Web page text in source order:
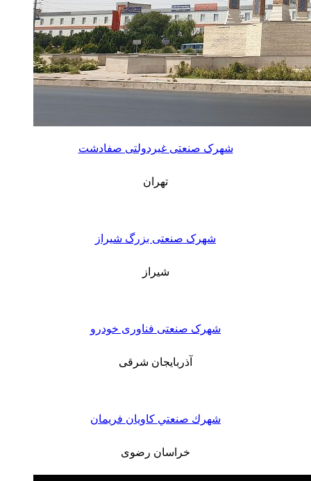
شهرک صنعتی غیردولتی صفادشت
تهران
شهرک صنعتی بزرگ شیراز
شیراز
شهرک صنعتی فناوری خودرو
آذربایجان شرقی
شهرك صنعتي کاویان فريمان
خراسان رضوی